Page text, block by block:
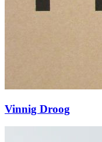
Vinnig Droog